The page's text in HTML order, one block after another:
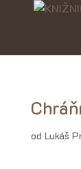
od Lukáš